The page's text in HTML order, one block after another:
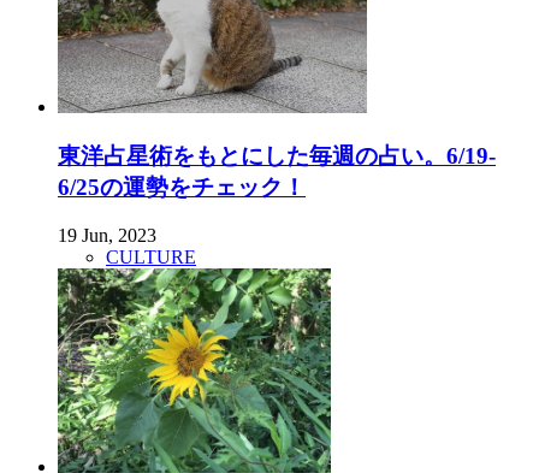
東洋占星術をもとにした毎週の占い。6/19-
6/25の運勢をチェック！
19 Jun, 2023
CULTURE